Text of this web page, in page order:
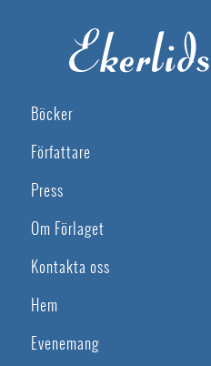
Böcker
Författare
Press
Om Förlaget
Kontakta oss
Hem
Evenemang